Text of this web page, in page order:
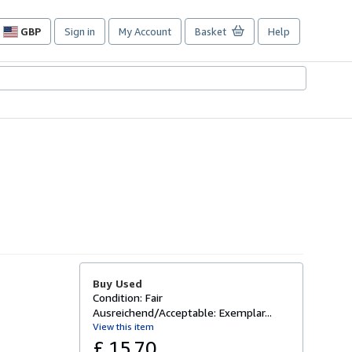
GBP
Site
preferences
Sign in My Account Basket Help
Buy Used
Condition: Fair
Ausreichend/Acceptable: Exemplar...
View this item